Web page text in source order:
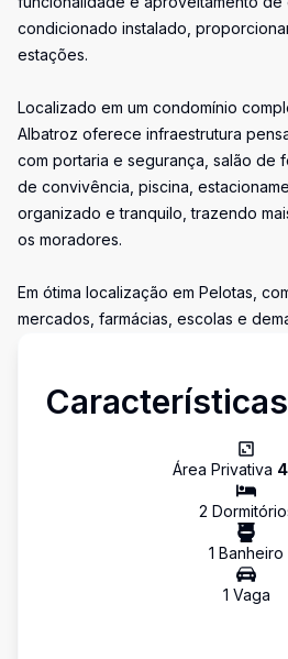
condicionado instalado,
estações.
Localizado em um condomínio
Albatroz oferece infraestrutura
com portaria e segurança, salão de
de convivência, piscina,
organizado e tranquilo, trazendo
os moradores.
Em ótima localização em Pelotas,
mercados, farmácias, escolas e
Características
Área Privativa
2 Dormitório
1 Banheiro
1 Vaga